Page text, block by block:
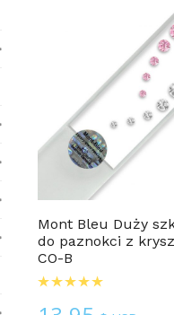
Mont Bleu Duży
do paznokci z
CO-B
Linia